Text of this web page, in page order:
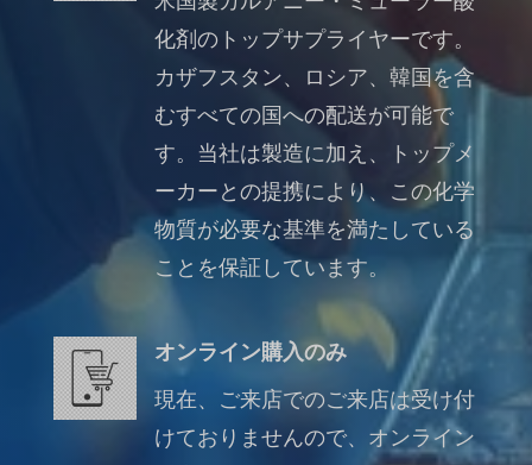
化剤のトップサプライヤーです。
カザフスタン、ロシア、韓国を含
むすべての国への配送が可能で
す。当社は製造に加え、トップメ
ーカーとの提携により、この化学
物質が必要な基準を満たしている
ことを保証しています。
オンライン購入のみ
現在、ご来店でのご来店は受け付
けておりませんので、オンライン